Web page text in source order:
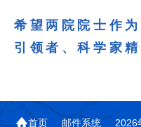
希望两院院士作
引领者、科学家
首页 邮件系统 2026